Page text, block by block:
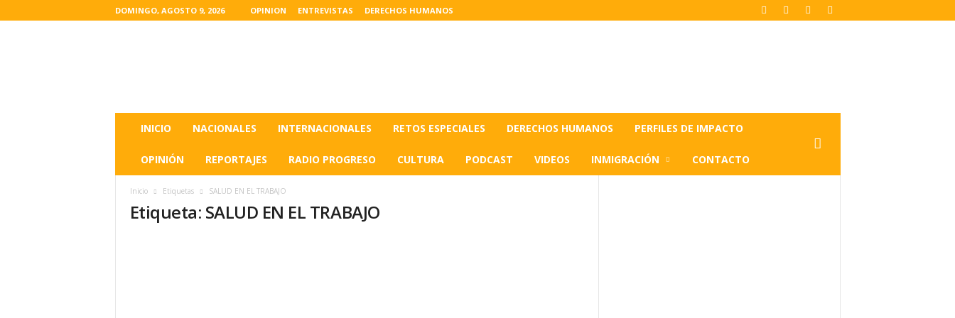
DOMINGO, AGOSTO 9, 2026 OPINION ENTREVISTAS DERECHOS HUMANOS
INICIO NACIONALES INTERNACIONALES RETOS ESPECIALES DERECHOS HUMANOS PERFILES DE IMPACTO
OPINIÓN REPORTAJES RADIO PROGRESO CULTURA PODCAST VIDEOS INMIGRACIÓN CONTACTO
Inicio Etiquetas SALUD EN EL TRABAJO
Etiqueta: SALUD EN EL TRABAJO